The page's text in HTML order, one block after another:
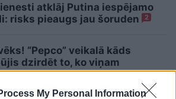
My Personal Information
atklāj Putina iespējamo
risks pieaugs jau šoruden
2
“Pepco” veikalā kāds
dzirdēt to, ko viņam
jādzird